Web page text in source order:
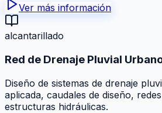
Ver más información
alcantarillado
Red de Drenaje Pluvial
Diseño de sistemas de drenaje
aplicada, caudales de diseño,
estructuras hidráulicas.